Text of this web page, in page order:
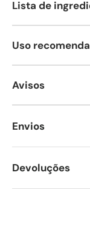
Lista de
Uso
Avisos
Envios
Devoluções